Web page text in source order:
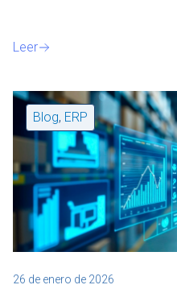
Leer
Blog, ERP
26 de enero de 2026